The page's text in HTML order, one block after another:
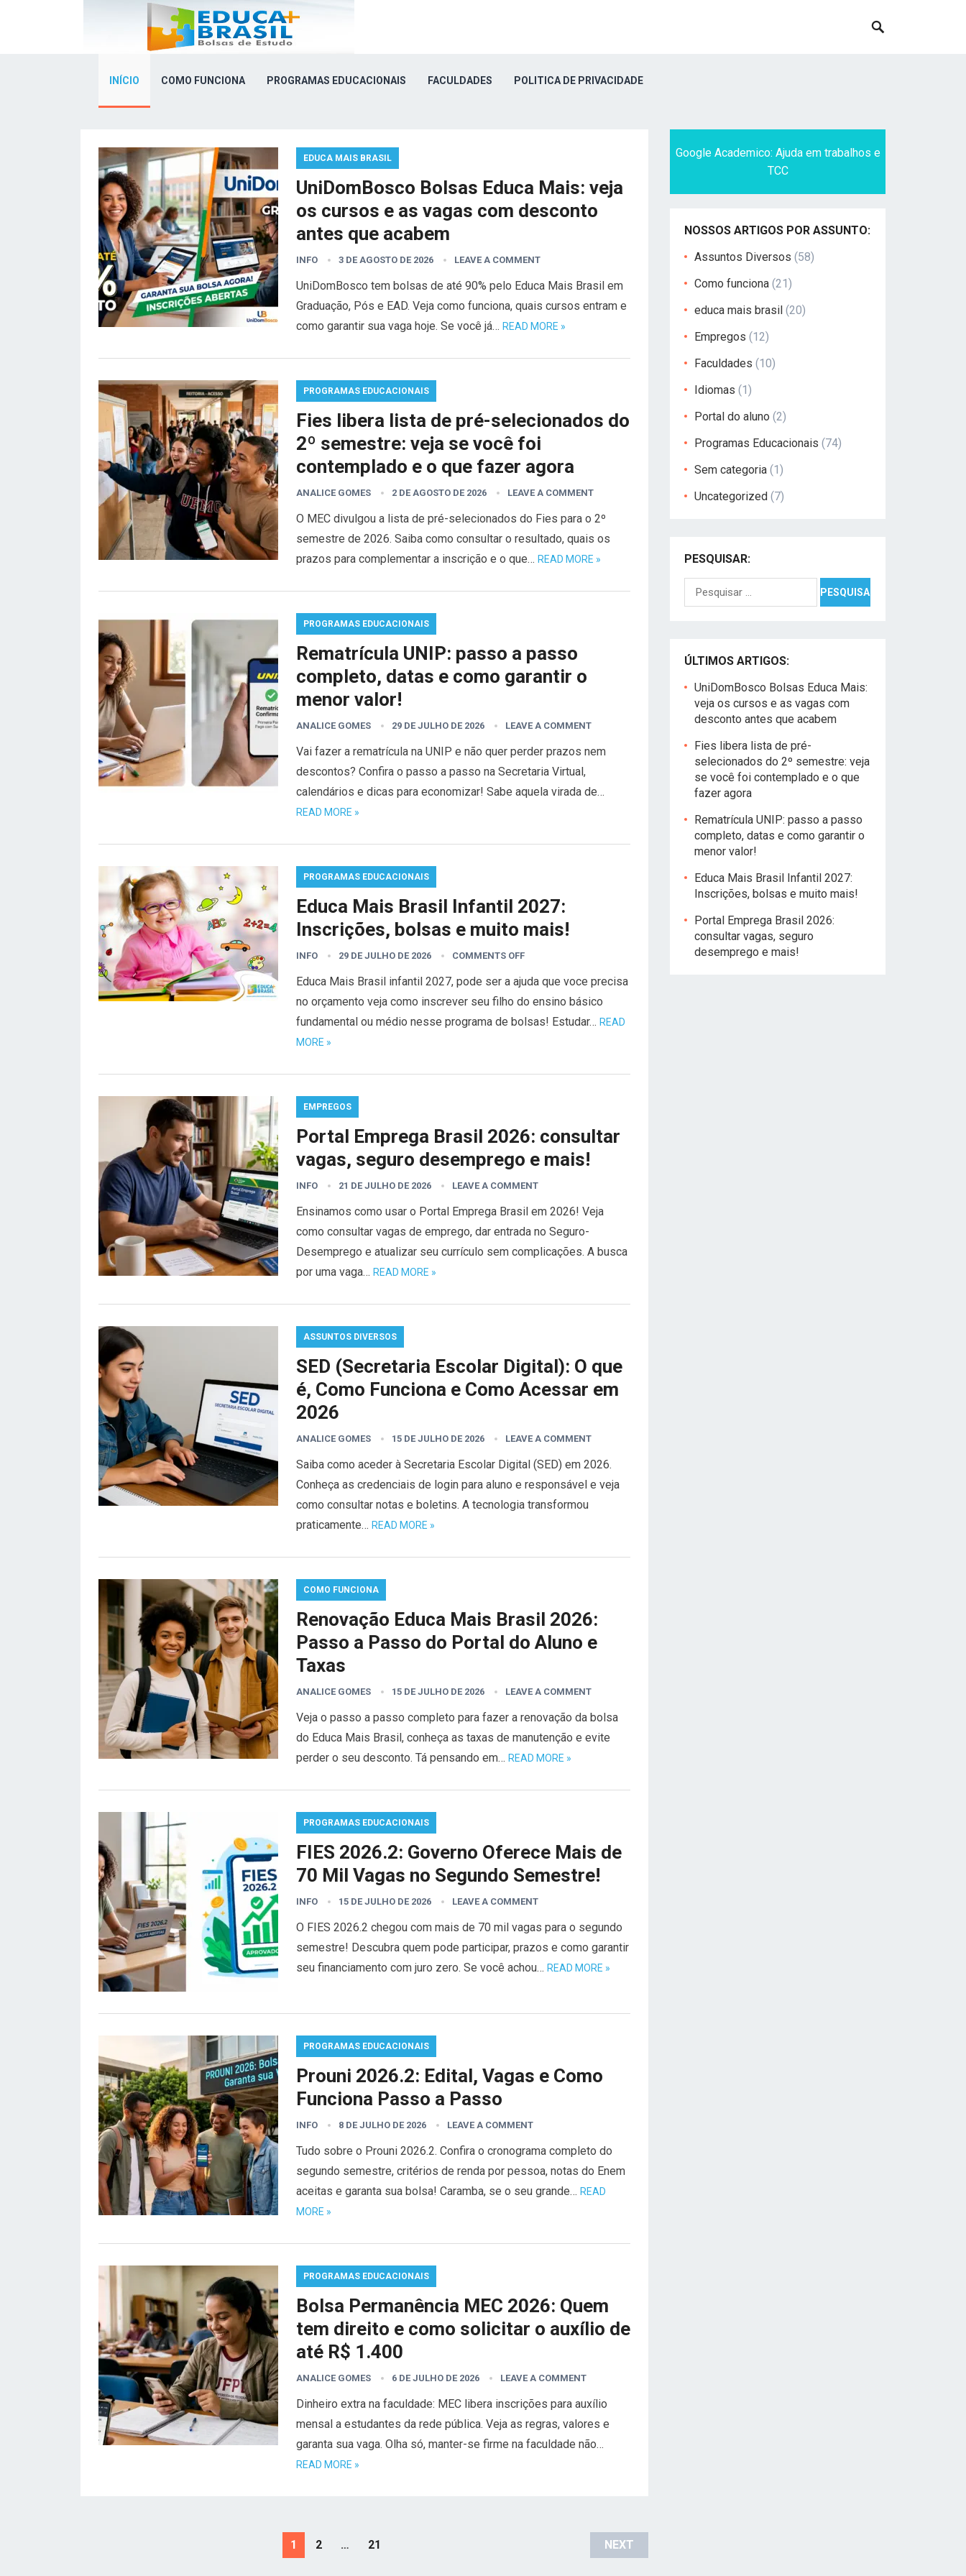
INÍCIO COMO FUNCIONA PROGRAMAS EDUCACIONAIS FACULDADES POLITICA DE PRIVACIDADE
EDUCA MAIS BRASIL
UniDomBosco Bolsas Educa Mais: veja
os cursos e as vagas com desconto
antes que acabem
INFO 3 DE AGOSTO DE 2026 LEAVE A COMMENT
UniDomBosco tem bolsas de até 90% pelo Educa Mais Brasil em
Graduação, Pós e EAD. Veja como funciona, quais cursos entram e
como garantir sua vaga hoje. Se você já… READ MORE »
PROGRAMAS EDUCACIONAIS
Fies libera lista de pré-selecionados do
2º semestre: veja se você foi
contemplado e o que fazer agora
ANALICE GOMES 2 DE AGOSTO DE 2026 LEAVE A COMMENT
O MEC divulgou a lista de pré-selecionados do Fies para o 2º
semestre de 2026. Saiba como consultar o resultado, quais os
prazos para complementar a inscrição e o que… READ MORE »
PROGRAMAS EDUCACIONAIS
Rematrícula UNIP: passo a passo
completo, datas e como garantir o
menor valor!
ANALICE GOMES 29 DE JULHO DE 2026 LEAVE A COMMENT
Vai fazer a rematrícula na UNIP e não quer perder prazos nem
descontos? Confira o passo a passo na Secretaria Virtual,
calendários e dicas para economizar! Sabe aquela virada de…
READ MORE »
PROGRAMAS EDUCACIONAIS
Educa Mais Brasil Infantil 2027:
Inscrições, bolsas e muito mais!
INFO 29 DE JULHO DE 2026 COMMENTS OFF
Educa Mais Brasil infantil 2027, pode ser a ajuda que voce precisa
no orçamento veja como inscrever seu filho do ensino básico
fundamental ou médio nesse programa de bolsas! Estudar… READ
MORE »
EMPREGOS
Portal Emprega Brasil 2026: consultar
vagas, seguro desemprego e mais!
INFO 21 DE JULHO DE 2026 LEAVE A COMMENT
Ensinamos como usar o Portal Emprega Brasil em 2026! Veja
como consultar vagas de emprego, dar entrada no Seguro-
Desemprego e atualizar seu currículo sem complicações. A busca
por uma vaga… READ MORE »
ASSUNTOS DIVERSOS
SED (Secretaria Escolar Digital): O que
é, Como Funciona e Como Acessar em
2026
ANALICE GOMES 15 DE JULHO DE 2026 LEAVE A COMMENT
Saiba como aceder à Secretaria Escolar Digital (SED) em 2026.
Conheça as credenciais de login para aluno e responsável e veja
como consultar notas e boletins. A tecnologia transformou
praticamente… READ MORE »
COMO FUNCIONA
Renovação Educa Mais Brasil 2026:
Passo a Passo do Portal do Aluno e
Taxas
ANALICE GOMES 15 DE JULHO DE 2026 LEAVE A COMMENT
Veja o passo a passo completo para fazer a renovação da bolsa
do Educa Mais Brasil, conheça as taxas de manutenção e evite
perder o seu desconto. Tá pensando em… READ MORE »
PROGRAMAS EDUCACIONAIS
FIES 2026.2: Governo Oferece Mais de
70 Mil Vagas no Segundo Semestre!
INFO 15 DE JULHO DE 2026 LEAVE A COMMENT
O FIES 2026.2 chegou com mais de 70 mil vagas para o segundo
semestre! Descubra quem pode participar, prazos e como garantir
seu financiamento com juro zero. Se você achou… READ MORE »
PROGRAMAS EDUCACIONAIS
Prouni 2026.2: Edital, Vagas e Como
Funciona Passo a Passo
INFO 8 DE JULHO DE 2026 LEAVE A COMMENT
Tudo sobre o Prouni 2026.2. Confira o cronograma completo do
segundo semestre, critérios de renda por pessoa, notas do Enem
aceitas e garanta sua bolsa! Caramba, se o seu grande… READ
MORE »
PROGRAMAS EDUCACIONAIS
Bolsa Permanência MEC 2026: Quem
tem direito e como solicitar o auxílio de
até R$ 1.400
ANALICE GOMES 6 DE JULHO DE 2026 LEAVE A COMMENT
Dinheiro extra na faculdade: MEC libera inscrições para auxílio
mensal a estudantes da rede pública. Veja as regras, valores e
garanta sua vaga. Olha só, manter-se firme na faculdade não…
READ MORE »
1 2 … 21 NEXT
Google Academico: Ajuda em trabalhos e
TCC
NOSSOS ARTIGOS POR ASSUNTO:
Assuntos Diversos (58)
Como funciona (21)
educa mais brasil (20)
Empregos (12)
Faculdades (10)
Idiomas (1)
Portal do aluno (2)
Programas Educacionais (74)
Sem categoria (1)
Uncategorized (7)
PESQUISAR:
Pesquisar
por:
ÚLTIMOS ARTIGOS:
UniDomBosco Bolsas Educa Mais:
veja os cursos e as vagas com
desconto antes que acabem
Fies libera lista de pré-
selecionados do 2º semestre: veja
se você foi contemplado e o que
fazer agora
Rematrícula UNIP: passo a passo
completo, datas e como garantir o
menor valor!
Educa Mais Brasil Infantil 2027:
Inscrições, bolsas e muito mais!
Portal Emprega Brasil 2026:
consultar vagas, seguro
desemprego e mais!